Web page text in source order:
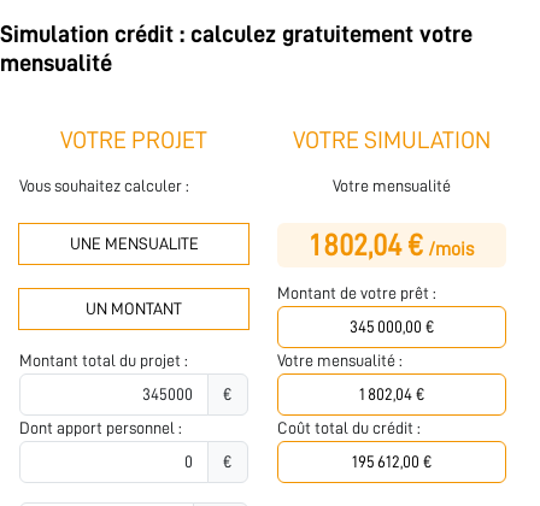
Simulation crédit : calculez gratuitement votre
mensualité
VOTRE PROJET
Vous souhaitez calculer :
UNE MENSUALITE
UN MONTANT
Montant total du projet :
€
Dont apport personnel :
€
VOTRE SIMULATION
Votre mensualité
1 802,04 € /mois
Montant de votre prêt :
Votre mensualité :
Coût total du crédit :